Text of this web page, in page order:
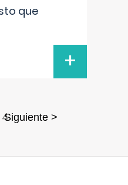
que
+
4
Siguiente >